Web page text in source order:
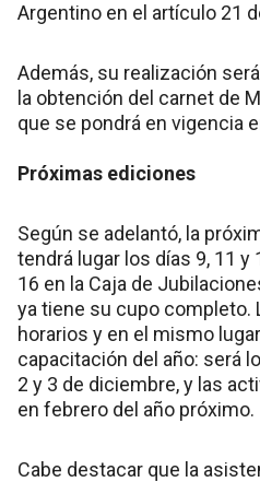
Argentino en el artículo 21
Además, su realización
la obtención del carnet de
que se pondrá en vigencia
Próximas ediciones
Según se adelantó, la
tendrá lugar los días 9, 11 y
16 en la Caja de
ya tiene su cupo completo.
horarios y en el mismo
capacitación del año: será
2 y 3 de diciembre, y las
en febrero del año próximo.
Cabe destacar que la